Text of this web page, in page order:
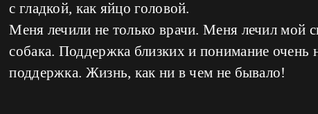
с гладкой, как яйцо головой.
Меня лечили не только врачи. Меня лечил мой
собака. Поддержка близких и понимание
поддержка. Жизнь, как ни в чем не бывало!